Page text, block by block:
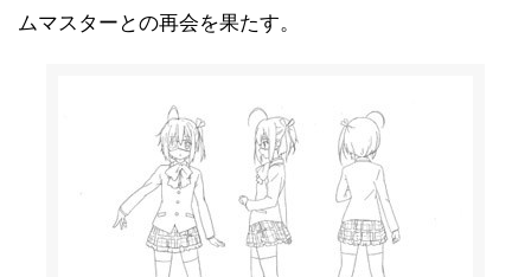
ムマスターとの再会を果たす。